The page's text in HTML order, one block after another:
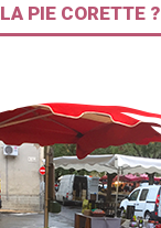
LA PIE CORETTE ?